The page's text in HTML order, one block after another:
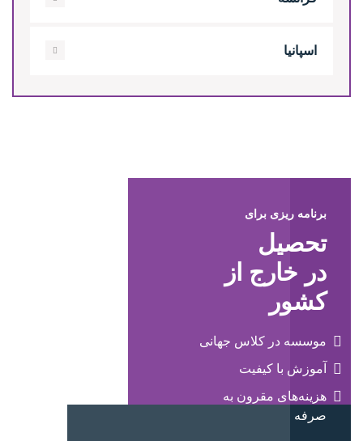
اسپانیا
برنامه ریزی برای
تحصیل
در خارج از
کشور
موسسه در کلاس جهانی
آموزش با کیفیت
هزینه‌های مقرون به
صرفه